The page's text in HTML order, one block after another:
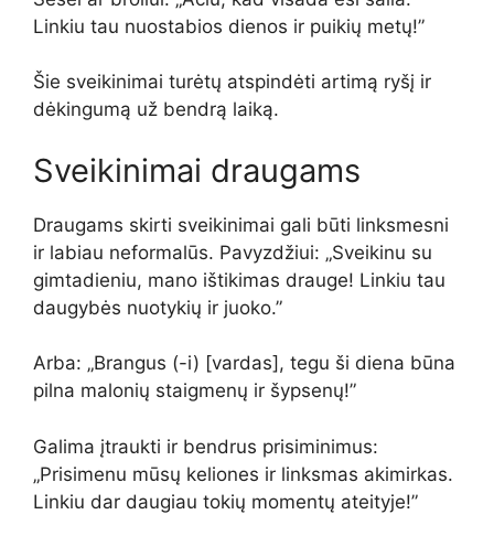
Linkiu tau nuostabios dienos ir puikių metų!”
Šie sveikinimai turėtų atspindėti artimą ryšį ir
dėkingumą už bendrą laiką.
Sveikinimai draugams
Draugams skirti sveikinimai gali būti linksmesni
ir labiau neformalūs. Pavyzdžiui: „Sveikinu su
gimtadieniu, mano ištikimas drauge! Linkiu tau
daugybės nuotykių ir juoko.”
Arba: „Brangus (-i) [vardas], tegu ši diena būna
pilna malonių staigmenų ir šypsenų!”
Galima įtraukti ir bendrus prisiminimus:
„Prisimenu mūsų keliones ir linksmas akimirkas.
Linkiu dar daugiau tokių momentų ateityje!”